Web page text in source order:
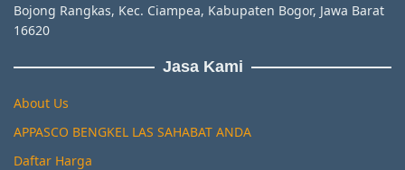
Bojong Rangkas, Kec. Ciampea, Kabupaten Bogor, Jawa Barat
16620
Jasa Kami
About Us
APPASCO BENGKEL LAS SAHABAT ANDA
Daftar Harga